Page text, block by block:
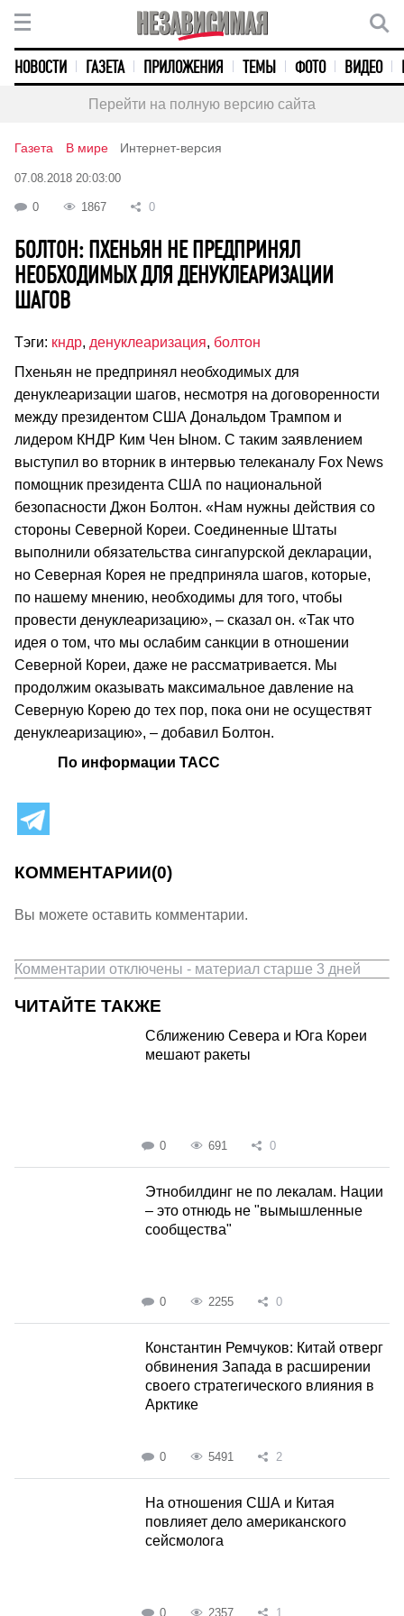
НОВОСТИ ГАЗЕТА ПРИЛОЖЕНИЯ ТЕМЫ ФОТО ВИДЕО
Перейти на полную версию сайта
Газета В мире Интернет-версия
07.08.2018 20:03:00
0 1867 0
БОЛТОН: ПХЕНЬЯН НЕ ПРЕДПРИНЯЛ
НЕОБХОДИМЫХ ДЛЯ ДЕНУКЛЕАРИЗАЦИИ
ШАГОВ
Тэги: кндр, денуклеаризация, болтон
Пхеньян не предпринял необходимых для
денуклеаризации шагов, несмотря на договоренности
между президентом США Дональдом Трампом и
лидером КНДР Ким Чен Ыном. С таким заявлением
выступил во вторник в интервью телеканалу Fox News
помощник президента США по национальной
безопасности Джон Болтон. «Нам нужны действия со
стороны Северной Кореи. Соединенные Штаты
выполнили обязательства сингапурской декларации,
но Северная Корея не предприняла шагов, которые,
по нашему мнению, необходимы для того, чтобы
провести денуклеаризацию», – сказал он. «Так что
идея о том, что мы ослабим санкции в отношении
Северной Кореи, даже не рассматривается. Мы
продолжим оказывать максимальное давление на
Северную Корею до тех пор, пока они не осуществят
денуклеаризацию», – добавил Болтон.
По информации ТАСС
КОММЕНТАРИИ(0)
Вы можете оставить комментарии.
Комментарии отключены - материал старше 3 дней
ЧИТАЙТЕ ТАКЖЕ
Сближению Севера и Юга Кореи
мешают ракеты
0 691 0
Этнобилдинг не по лекалам. Нации
– это отнюдь не "вымышленные
сообщества"
0 2255 0
Константин Ремчуков: Китай отверг
обвинения Запада в расширении
своего стратегического влияния в
Арктике
0 5491 2
На отношения США и Китая
повлияет дело американского
сейсмолога
0 2357 1